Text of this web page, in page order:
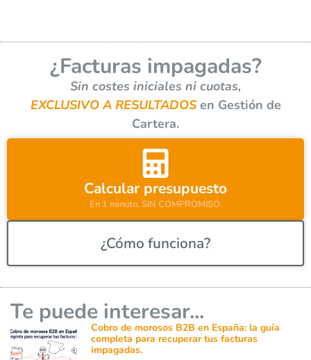
r
n
a
t
i
v
:
¿Facturas impagadas?
Sin costes iniciales ni cuotas,
EXCLUSIVO A RESULTADOSen Gestión de
Cartera.
Calcular presupuesto
En 1 minuto, SIN COMPROMISO.
¿Cómo funciona?
Te puede interesar...
Cobro de morosos B2B en España: la guía
completa para recuperar tus facturas
impagadas.